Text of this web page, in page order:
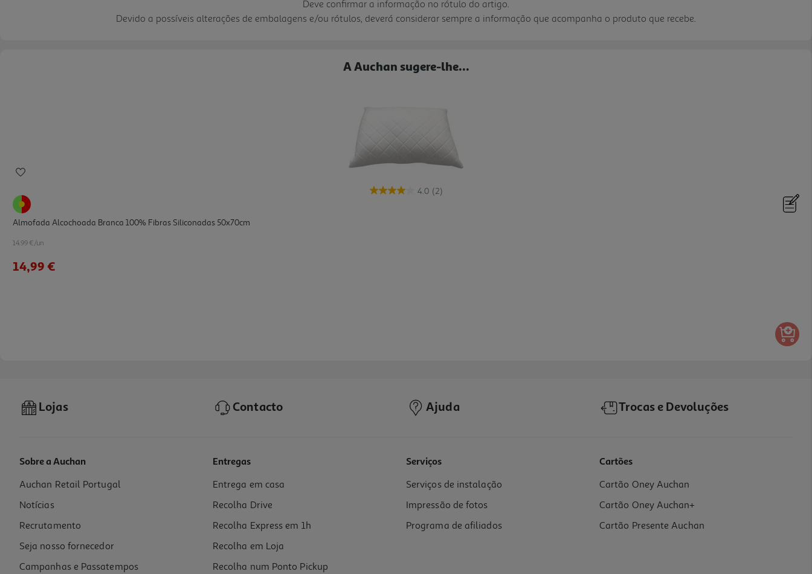
Deve confirmar a informação no rótulo do artigo.
Devido a possíveis alterações de embalagens e/ou rótulos, deverá considerar sempre a informação que acompanha o produto que recebe.
A Auchan sugere-lhe...
4.0 (2)
Almofada Alcochoada Branca 100% Fibras Siliconadas 50x70cm
14.99 €/un
14,99 €
Almofada Laura Homespecial 66x42x13 Cm
42.99 €/un
42,99 €
Lojas Contacto Ajuda Trocas e Devoluções
Sobre a Auchan
Auchan Retail Portugal
Notícias
Recrutamento
Seja nosso fornecedor
Campanhas e Passatempos
Entregas
Entrega em casa
Recolha Drive
Recolha Express em 1h
Recolha em Loja
Recolha num Ponto Pickup
Serviços
Serviços de instalação
Impressão de fotos
Programa de afiliados
Cartões
Cartão Oney Auchan
Cartão Oney Auchan+
Cartão Presente Auchan